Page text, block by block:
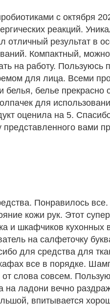
с октября
реакций.
отличный результат в
Компактный,
на работу.
для лица. Всеми
белья, белье прекрасно
для
оценила на 5.
представленного вами
Понравилось
кожи рук. Этот
и шкафчиков кухонных
на салфеточку
для средства для
все в порядке.
слова совсем.
на ладони вечно
впитывается